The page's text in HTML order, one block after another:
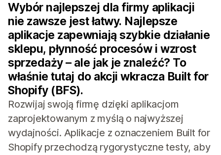
Wybór najlepszej dla firmy aplikacji
nie zawsze jest łatwy. Najlepsze
aplikacje zapewniają szybkie działanie
sklepu, płynność procesów i wzrost
sprzedaży – ale jak je znaleźć? To
właśnie tutaj do akcji wkracza Built for
Shopify (BFS).
Rozwijaj swoją firmę dzięki aplikacjom
zaprojektowanym z myślą o najwyższej
wydajności. Aplikacje z oznaczeniem Built for
Shopify przechodzą rygorystyczne testy, aby